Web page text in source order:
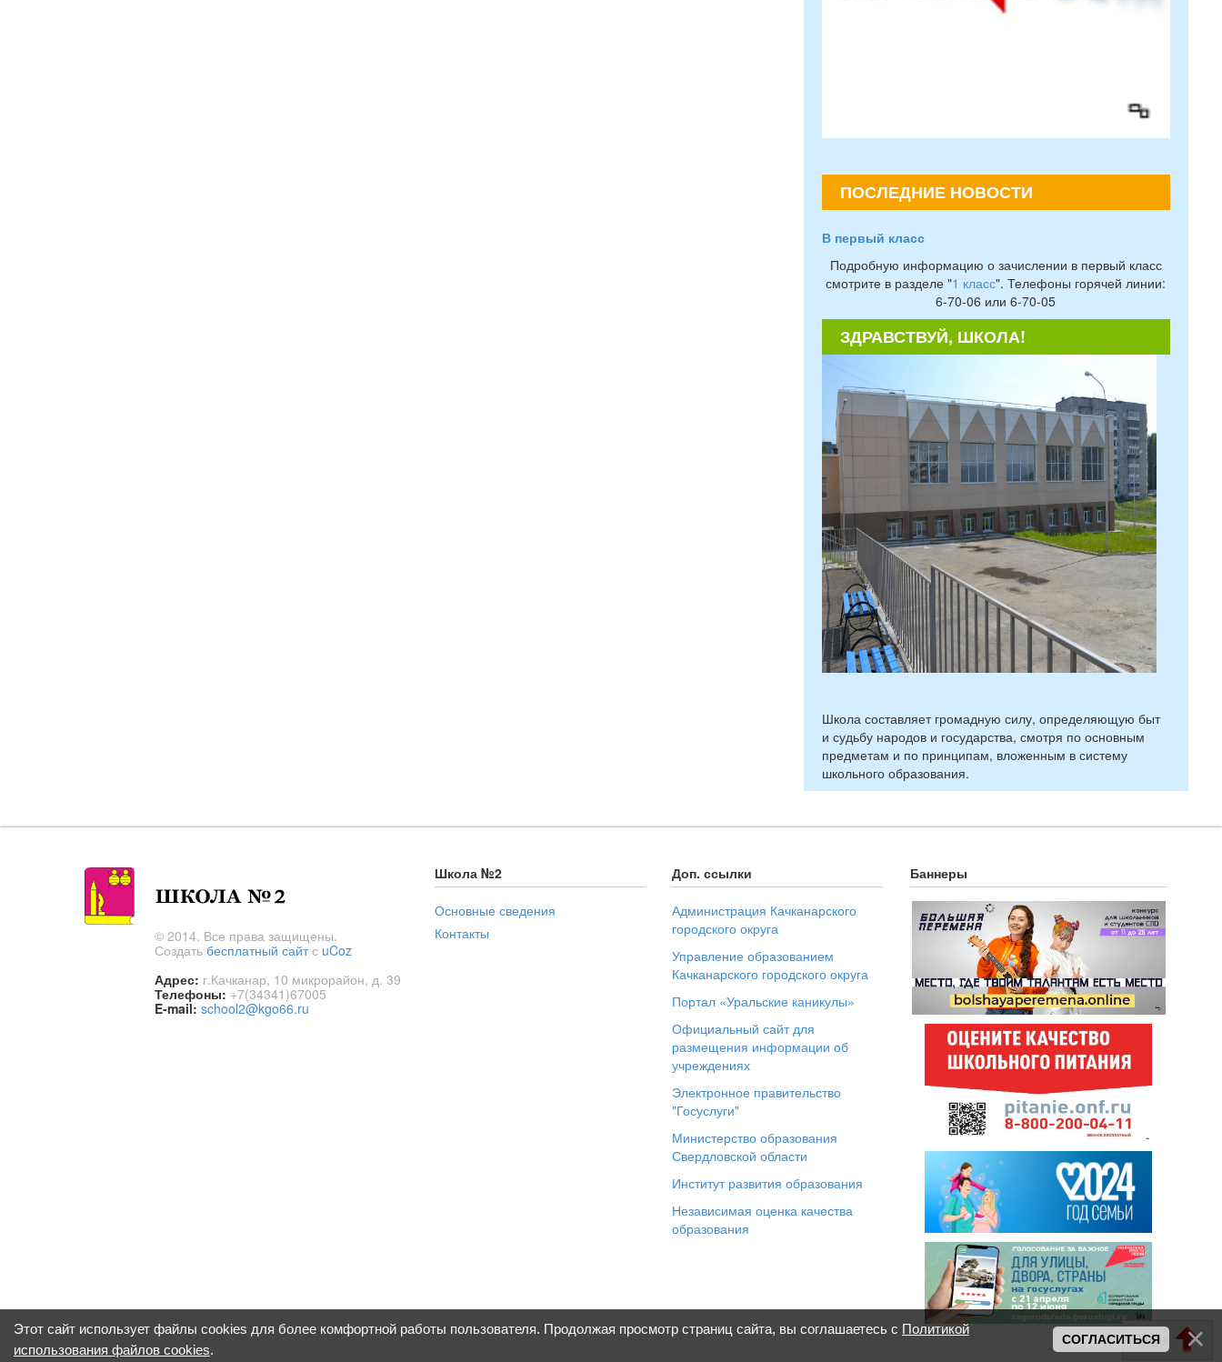
ПОСЛЕДНИЕ НОВОСТИ
В первый класс
Подробную информацию о зачислении в первый класс
смотрите в разделе "1 класс". Телефоны горячей линии:
6-70-06 или 6-70-05
ЗДРАВСТВУЙ, ШКОЛА!
Школа составляет громадную силу, определяющую быт
и судьбу народов и государства, смотря по основным
предметам и по принципам, вложенным в систему
школьного образования.
© 2014. Все права защищены.
Создать бесплатный сайтс uCoz
Адрес: г.Качканар, 10 микрорайон, д. 39
Телефоны: +7(34341)67005
E-mail: school2@kgo66.ru
Школа №2
Основные сведения
Контакты
Доп. ссылки
Администрация Качканарского
городского округа
Управление образованием
Качканарского городского округа
Портал «Уральские каникулы»
Официальный сайт для
размещения информации об
учреждениях
Электронное правительство
"Госуслуги"
Министерство образования
Свердловской области
Институт развития образования
Независимая оценка качества
образования
Баннеры
Вверх
Этот сайт использует файлы cookies для более комфортной работы пользователя. Продолжая просмотр страниц сайта, вы соглашаетесь с Политикой
использования файлов cookies.
СОГЛАСИТЬСЯ